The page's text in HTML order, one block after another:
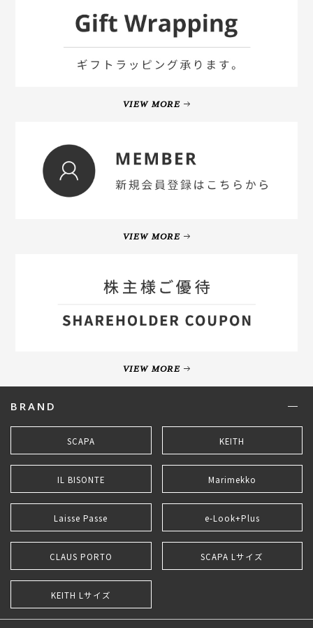
VIEW MORE
VIEW MORE
VIEW MORE
BRAND
SCAPA KEITH
IL BISONTE Marimekko
Laisse Passe e-Look+Plus
CLAUS PORTO SCAPA Lサイズ
KEITH Lサイズ